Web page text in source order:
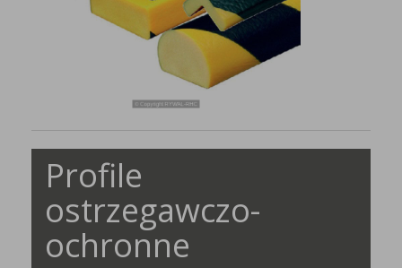
Profile
ostrzegawczo-
ochronne